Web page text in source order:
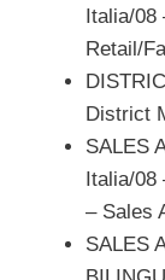
Italia/08
Retail/
District
SALES
Italia/08
– Sales
SALES